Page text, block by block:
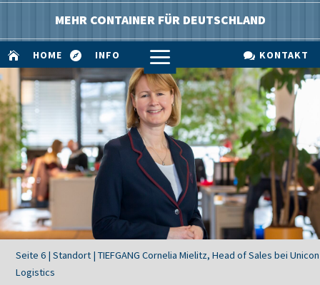
MEHR CONTAINER FÜR DEUTSCHLAND
 HOME  INFO a  KONTAKT
Seite 6 | Standort | TIEFGANG Cornelia Mielitz, Head of Sales bei Unicon
Logistics